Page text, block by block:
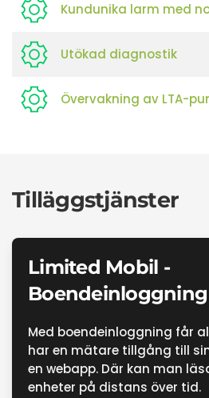
Kundunika larm med
Utökad diagnostik
Övervakning av LTA-
Tilläggstjänster
Limited Mobil -
Boendeinloggning
Med boendeinloggning får
har en mätare tillgång till
en webapp. Där kan man
enheter på distans över tid.